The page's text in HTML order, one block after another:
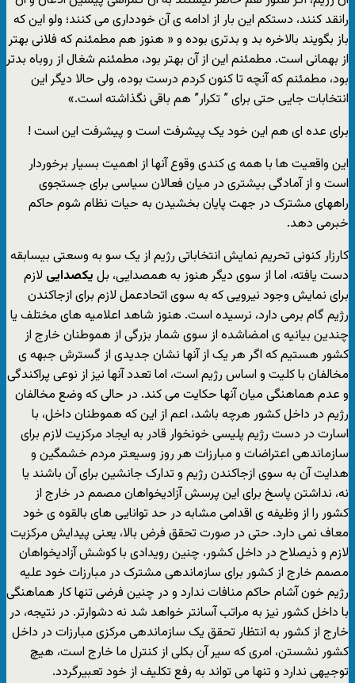
رانقد کنند، دستکم این بار از ادامه ی آن خودداری می کنند؛ ولو این که
باز بگویند بالاخره بد و بدتری بوده و « هنوز هم مطمئنم که فلانی بهتر
از بهمانی است. مطمئنم این از آن بهتر بود، مطمئنم شغال از روباه بدتر
بود، مطمئنم که آنچه تا کنون کردم درست بوده، ولی حالا دیگر این
انتخابات جایی حتی برای ” تکرار” هم باقی نگذاشته است.»
برای عده ای هم این خود یک پیشرفت است و پیشرفت این است !
این واقعیت ها با همه ی کندی وقوع آنها از اهمیت بسیار برخوردار
است و از آمادگی بیشتری در میان فعالان سیاسی برای جستجوی
راههای مشترک در جهت پایان بخشیدن به حیات نظام شوم حاکم
خبرمی دهد.
کارزار کنونی تحریم نمایش انتخاباتی رژیم از یک سو به وسعتی بیسابقه
دست یافته، اما از سوی دیگر هنوز به همصدایی، بل یکصدایی لازم
برای نمایش وجود نیرویی که به سوی اتحادعمل لازم برای ازجاکندن
رژیم گام برمی دارد، نرسیده است. هنوز شاهد اعلامیه های مختلف یا
چندین بیانیه ی امضاشده از سوی شمار بزرگی از هموطنان خارج از
کشور هستیم که اگر هر یک از آنها نشان جدیدی از گسترش جبهه ی
مخالفان با کلیت و اساس رژیم است، اما تعدد آنها نیز از نوعی پراکندگی
و عدم هماهنگی میان آنها حکایت می کند. در حالی که وضع مخالفان
رژیم در داخل کشور هرچه باشد، اعم از این که هموطنان داخل، با
اسارت در دست رژیم پلیسی خونخوار قادر به ایجاد مرکزیت لازم برای
سازماندهی اعتراضات و مبارزات هر روز وسیعتر مردم خشمگین و
هدایت آن به سوی ازجاکندن رژیم و تدارک جانشین برای آن باشند یا
نه، نداشتن پاسخ برای این پرسش آزادیخواهان مصمم در خارج از
کشور را از وظیفه ی اقدامی مشابه در حد توانایی های بالقوه ی خود
معاف نمی دارد. حتی در صورت تحقق فرض بالا، یعنی پیدایش مرکزیت
لازم و ذیصلاح در داخل کشور، چنین رویدادی با کوشش آزادیخواهان
مصمم خارج از کشور برای سازماندهی مشترک در مبارزات خود علیه
رژیم خون آشام حاکم منافات ندارد و در چنین فرضی تنها کار هماهنگی
با داخل کشور نیز به مراتب آسانتر خواهد شد نه دشوارتر. در نتیجه، در
خارج از کشور به انتظار تحقق یک سازماندهی مرکزی مبارزات در داخل
کشور نشستن، امری که سیر آن بکلی از کنترل ما خارج است، هیچ
توجیهی ندارد و تنها می تواند به رفع تکلیف از خود تعبیرگردد.